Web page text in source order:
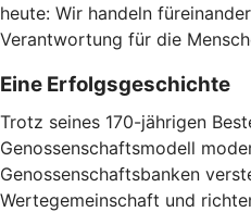
heute: Wir handeln
Verantwortung für die
Eine Erfolgsgeschichte
Trotz seines 170-jährigen
Genossenschaftsmodell
Genossenschaftsbanken
Wertegemeinschaft und